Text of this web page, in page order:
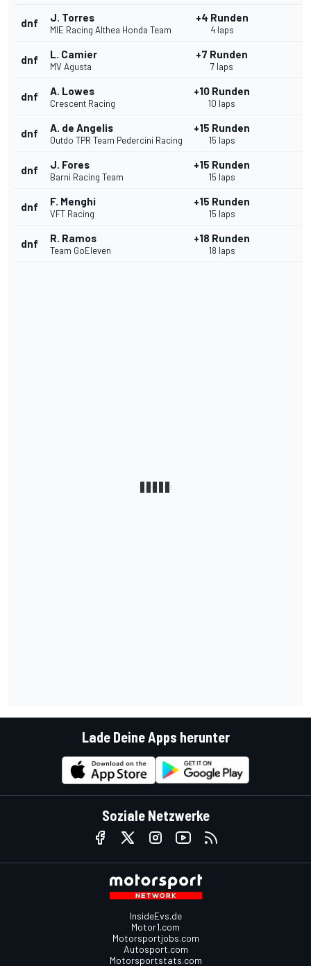
dnf J. Torres
MIE Racing Althea Honda Team
+4 Runden
4 laps
dnf L. Camier
MV Agusta
+7 Runden
7 laps
dnf A. Lowes
Crescent Racing
+10 Runden
10 laps
dnf A. de Angelis
Outdo TPR Team Pedercini Racing
+15 Runden
15 laps
dnf J. Fores
Barni Racing Team
+15 Runden
15 laps
dnf F. Menghi
VFT Racing
+15 Runden
15 laps
dnf R. Ramos
Team GoEleven
+18 Runden
18 laps
Lade Deine Apps herunter
Soziale Netzwerke
InsideEvs.de
Motor1.com
Motorsportjobs.com
Autosport.com
Motorsportstats.com